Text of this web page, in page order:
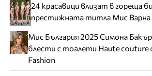
24 красавици влизат в гореща
престижната титла Мис Варна
Мис България 2025 Симона
блести с тоалети Haute couture
Fashion